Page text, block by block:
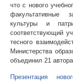
что с нового
факультативные
культуры и
соответствующий
тесного
Министерства
объединил 21
Презентация